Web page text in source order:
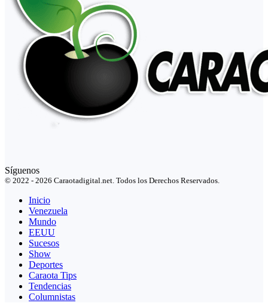
Síguenos
© 2022 - 2026 Caraotadigital.net. Todos los Derechos Reservados.
Inicio
Venezuela
Mundo
EEUU
Sucesos
Show
Deportes
Caraota Tips
Tendencias
Columnistas